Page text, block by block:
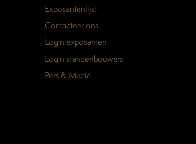
Exposantenlijst
Contacteer ons
Login exposanten
Login standenbouwers
Pers & Media